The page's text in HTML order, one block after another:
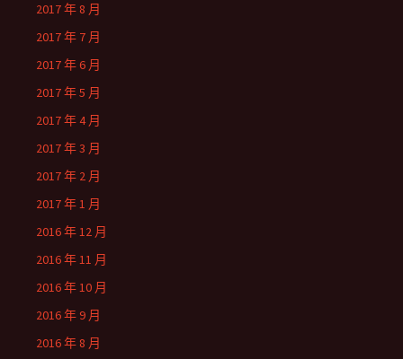
2017 年 8 月
2017 年 7 月
2017 年 6 月
2017 年 5 月
2017 年 4 月
2017 年 3 月
2017 年 2 月
2017 年 1 月
2016 年 12 月
2016 年 11 月
2016 年 10 月
2016 年 9 月
2016 年 8 月